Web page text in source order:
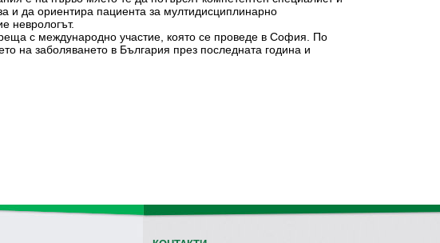
и да ориентира пациента за мултидисциплинарно
неврологът.
с международно участие, която се проведе в София. По
на заболяването в България през последната година и